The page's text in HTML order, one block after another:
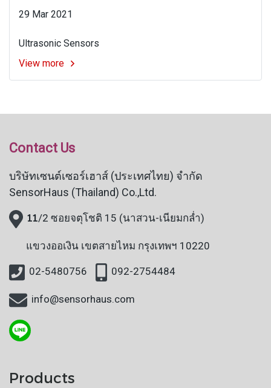
29 Mar 2021
Ultrasonic Sensors
View more
Contact Us
บริษัทเซนต์เซอร์เฮาส์ (ประเทศไทย) จำกัด
SensorHaus (Thailand) Co.,Ltd.
11/2 ซอยจตุโชติ 15 (นาสวน-เนียมกล่ำ)
แขวงออเงิน เขตสายไหม กรุงเทพฯ 10220
02-5480756 092-2754484
info@sensorhaus.com
Products